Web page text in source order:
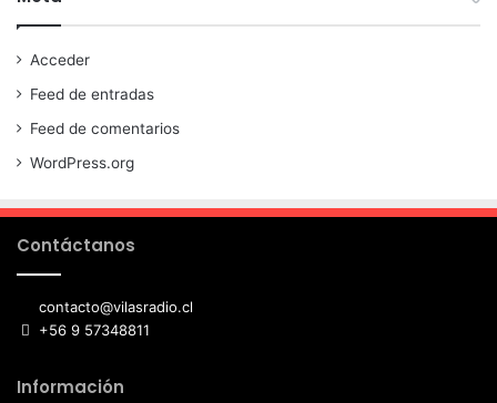
Acceder
Feed de entradas
Feed de comentarios
WordPress.org
Contáctanos
contacto@vilasradio.cl
+56 9 57348811
Información